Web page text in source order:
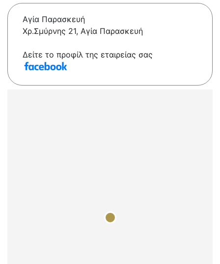
Αγία Παρασκευή
Χρ.Σμύρνης 21, Αγία Παρασκευή
Δείτε το προφίλ της εταιρείας σας